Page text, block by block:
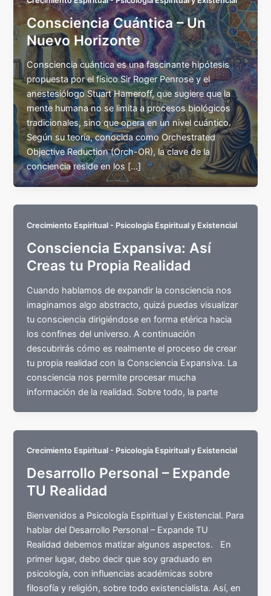
Consciencia Cuántica – Un
Nuevo Horizonte
Consciencia cuántica es una fascinante hipótesis
propuesta por el físico Sir Roger Penrose y el
anestesiólogo Stuart Hameroff, que sugiere que la
mente humana no se limita a procesos biológicos
tradicionales, sino que opera en un nivel cuántico.
Según su teoría, conocida como Orchestrated
Objective Reduction (Orch-OR), la clave de la
conciencia reside en los […]
Crecimiento Espiritual - Psicología Espiritual y Existencial
Consciencia Expansiva: Así
Creas tu Propia Realidad
Cuando hablamos de expandir la consciencia nos
imaginamos algo abstracto, quizá puedas visualizar
tu consciencia dirigiéndose en forma etérica hacia
los confines del universo. A continuación
descubrirás cómo es realmente el proceso de crear
tu propia realidad con la Consciencia Expansiva. La
consciencia nos permite procesar mucha
información de la realidad. Sobre todo, la parte
Crecimiento Espiritual - Psicología Espiritual y Existencial
Desarrollo Personal – Expande
TU Realidad
Bienvenidos a Psicología Espiritual y Existencial. Para
hablar del Desarrollo Personal – Expande TU
Realidad debemos matizar algunos aspectos. En
primer lugar, debo decir que soy graduado en
psicología, con influencias académicas sobre
filosofía y religión, sobre todo existencialista. Así, en